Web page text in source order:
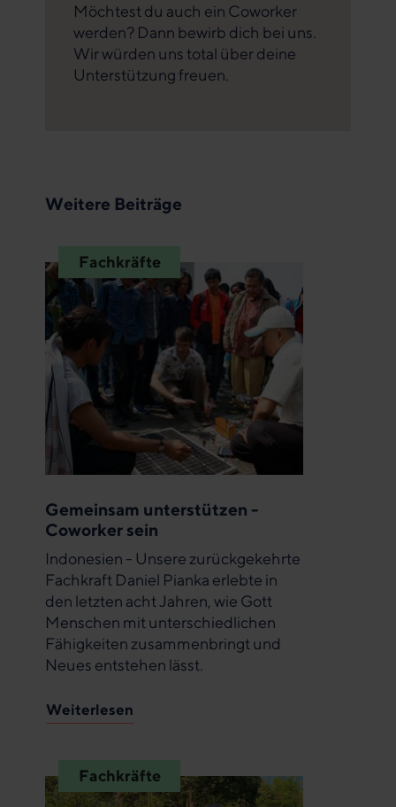
Möchtest du auch ein Coworker
werden? Dann bewirb dich bei uns.
Wir würden uns total über deine
Unterstützung freuen.
Weitere Beiträge
Fachkräfte
Gemeinsam unterstützen -
Coworker sein
Indonesien - Unsere zurückgekehrte
Fachkraft Daniel Pianka erlebte in
den letzten acht Jahren, wie Gott
Menschen mit unterschiedlichen
Fähigkeiten zusammenbringt und
Neues entstehen lässt.
Weiterlesen
Fachkräfte